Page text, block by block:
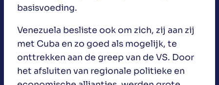
basisvoeding.
Venezuela besliste ook om zich, zij aan zij
met Cuba en zo goed als mogelijk, te
onttrekken aan de greep van de VS. Door
het afsluiten van regionale politieke en